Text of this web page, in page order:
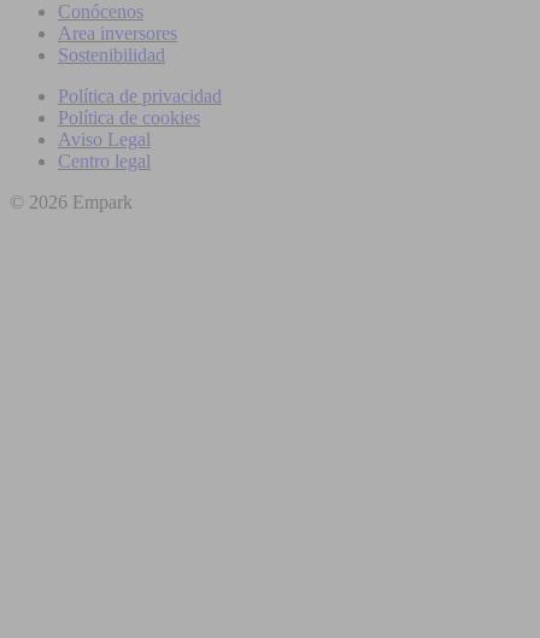
Conócenos
Area inversores
Sostenibilidad
Política de privacidad
Política de cookies
Aviso Legal
Centro legal
© 2026 Empark